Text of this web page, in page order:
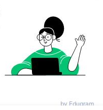
by Edugram